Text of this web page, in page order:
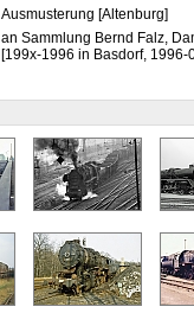
Ausmusterung [Altenburg]
an Sammlung Bernd Falz,
[199x-1996 in Basdorf,